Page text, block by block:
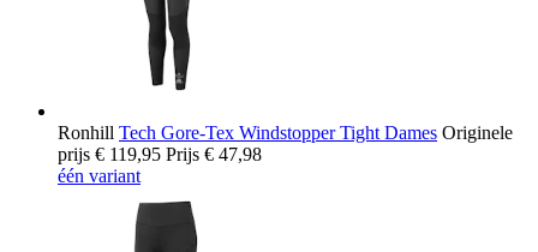
Ronhill Tech Gore-Tex Windstopper Tight Dames Originele
prijs € 119,95 Prijs € 47,98
één variant